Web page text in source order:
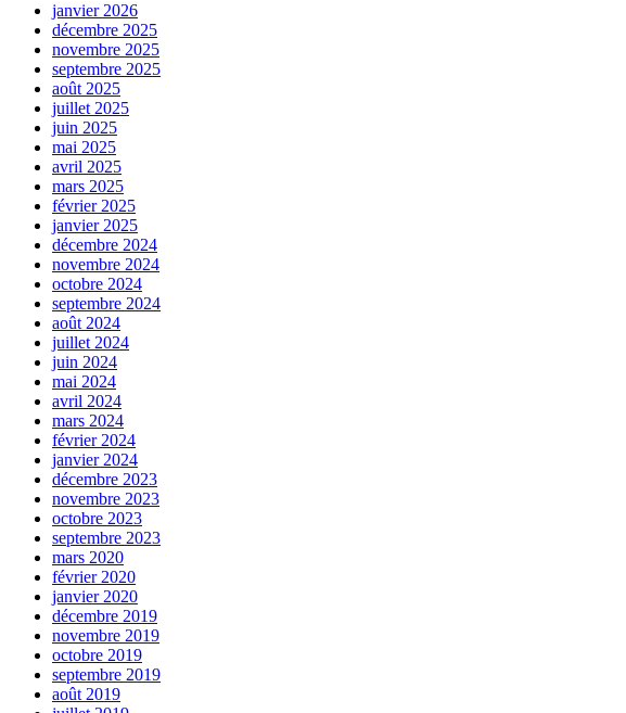
janvier 2026
décembre 2025
novembre 2025
septembre 2025
août 2025
juillet 2025
juin 2025
mai 2025
avril 2025
mars 2025
février 2025
janvier 2025
décembre 2024
novembre 2024
octobre 2024
septembre 2024
août 2024
juillet 2024
juin 2024
mai 2024
avril 2024
mars 2024
février 2024
janvier 2024
décembre 2023
novembre 2023
octobre 2023
septembre 2023
mars 2020
février 2020
janvier 2020
décembre 2019
novembre 2019
octobre 2019
septembre 2019
août 2019